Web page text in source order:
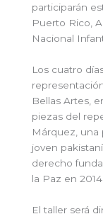
participarán
Puerto Rico,
Nacional
Los cuatro
Bellas Artes,
piezas del
Márquez, una
joven
derecho
la Paz en 2014.
El taller será